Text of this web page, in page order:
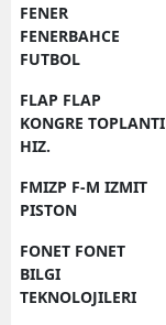
FENER
FENERBAHCE
FUTBOL
FLAP FLAP
KONGRE TOPLANTI
HIZ.
FMIZP F-M IZMIT
PISTON
FONET FONET
BILGI
TEKNOLOJILERI